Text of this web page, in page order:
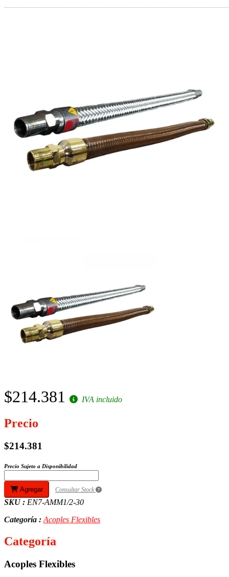
$214.381 IVA incluido
Precio
$214.381
Precio Sujeto a Disponibilidad
Agregar Consultar Stock
SKU : EN7-AMM1/2-30
Categoría :Acoples Flexibles
Categoría
Acoples Flexibles